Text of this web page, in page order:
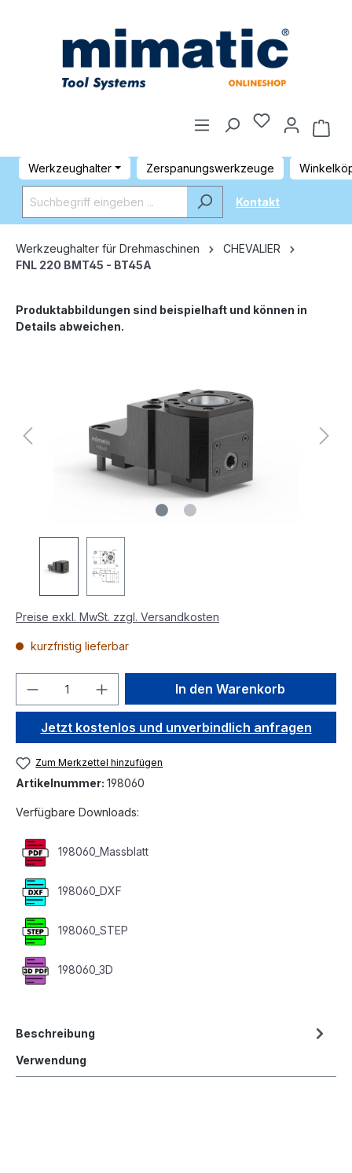
Werkzeughalter Zerspanungswerkzeuge
Kontakt
Werkzeughalter für Drehmaschinen
CHEVALIER
FNL 220 BMT45 - BT45A
Produktabbildungen sind beispielhaft und können in
Details abweichen.
Preise exkl. MwSt. zzgl. Versandkosten
kurzfristig lieferbar
In den Warenkorb
Jetzt kostenlos und unverbindlich anfragen
Zum Merkzettel hinzufügen
Artikelnummer: 198060
Verfügbare Downloads:
198060_Massblatt
198060_DXF
198060_STEP
198060_3D
Beschreibung
Verwendung